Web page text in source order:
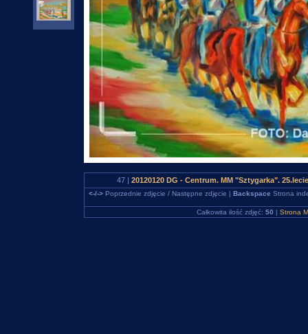
47 | 20120120 DG - Centrum. MM "Sztygarka".
<-/->Poprzednie zdjęcie / Następne zdjęcie | Backspace Strona
Całkowita ilość zdjęć: 50 | Strona